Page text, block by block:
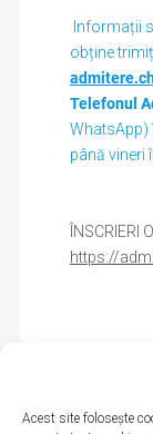
Acest site folosește
Informații
obține
Telefonul
WhatsApp)
până vineri
ÎNSCRIERI
https://